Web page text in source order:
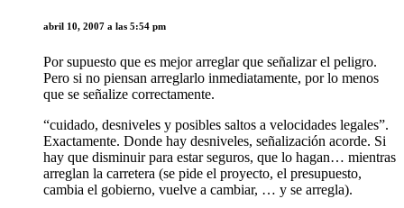
abril 10, 2007 a las 5:54 pm
Por supuesto que es mejor arreglar que señalizar el peligro.
Pero si no piensan arreglarlo inmediatamente, por lo menos
que se señalize correctamente.
“cuidado, desniveles y posibles saltos a velocidades legales”.
Exactamente. Donde hay desniveles, señalización acorde. Si
hay que disminuir para estar seguros, que lo hagan… mientras
arreglan la carretera (se pide el proyecto, el presupuesto,
cambia el gobierno, vuelve a cambiar, … y se arregla).